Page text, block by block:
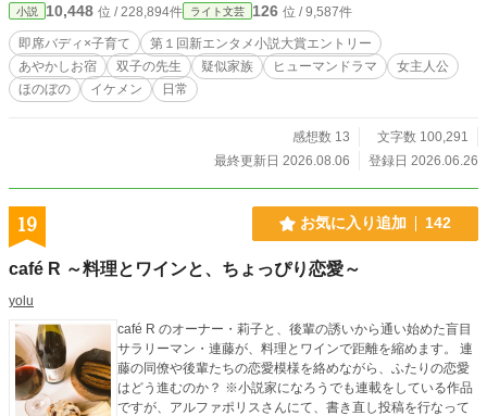
ての脳性麻痺の方に当てはまるわけではありませんのでご理
解ください。 ◆2023年8月16日完結しました。 ・素敵な表紙
絵をちゅるぎ様に描いていただきました！
小説 10,448 位 / 228,894件 ライト文芸 126 位 / 9,587件
即席バディ×子育て
第１回新エンタメ小説大賞エントリー
あやかしお宿
双子の先生 疑似家族 ヒューマンドラマ
女主人公
ほのぼの
イケメン 日常
感想数 13
文字数 100,291
最終更新日 2026.08.06
登録日 2026.06.26
19 お気に入り追加 142
café R ～料理とワインと、ちょっぴり恋愛～
yolu
café R のオーナー・莉子と、後輩の誘いから通い始めた盲目
サラリーマン・連藤が、料理とワインで距離を縮めます。 連
藤の同僚や後輩たちの恋愛模様を絡めながら、ふたりの恋愛
はどう進むのか？ ※小説家になろうでも連載をしている作品
ですが、アルファポリスさんにて、書き直し投稿を行なって